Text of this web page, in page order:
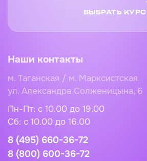
ВЫБРАТЬ КУРС
Наши контакты
м. Таганская / м. Марксистская
ул. Александра Солженицына, 6
Пн-Пт: с 10.00 до 19.00
Сб: c 10.00 до 16.00
8 (495) 660-36-72
8 (800) 600-36-72